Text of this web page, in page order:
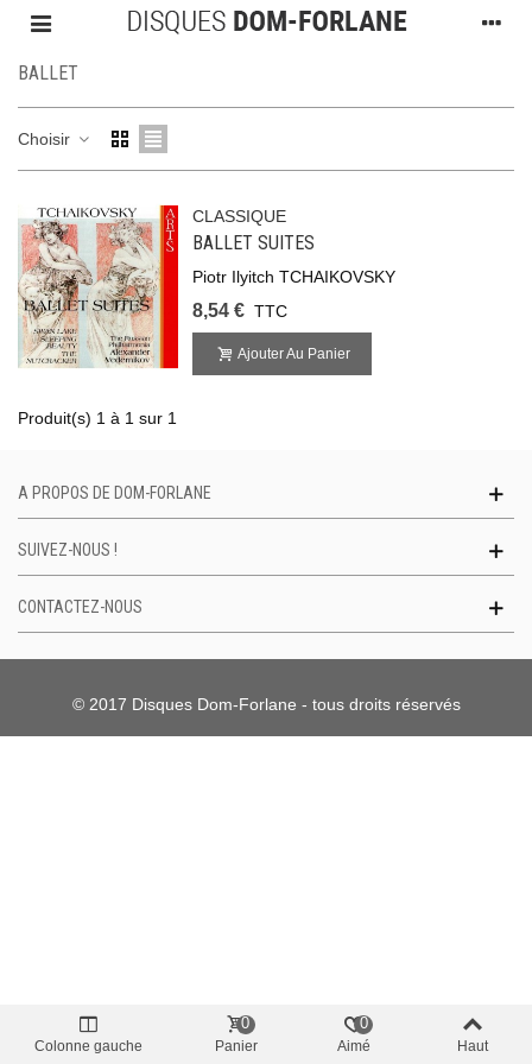
BALLET
Choisir
CLASSIQUE
BALLET SUITES
Piotr Ilyitch TCHAIKOVSKY
8,54 € TTC
Ajouter Au Panier
Produit(s) 1 à 1 sur 1
A PROPOS DE DOM-FORLANE
SUIVEZ-NOUS !
CONTACTEZ-NOUS
© 2017 Disques Dom-Forlane - tous droits réservés
Colonne gauche Panier
0
Aimé
0
Haut